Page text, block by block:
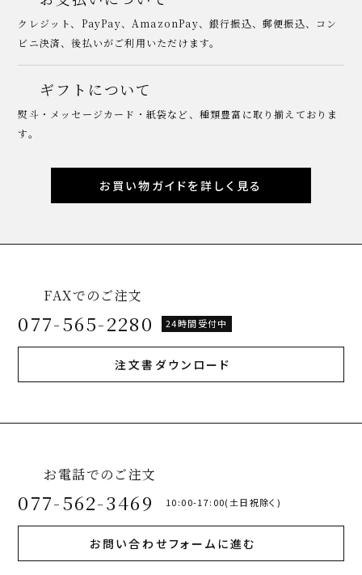
クレジット、PayPay、AmazonPay、銀行振込、郵便振込、コン
ビニ決済、後払いがご利用いただけます。
ギフトについて
熨斗・メッセージカード・紙袋など、種類豊富に取り揃えておりま
す。
お買い物ガイドを詳しく見る
FAXでのご注文
077-565-2280 24時間受付中
注文書ダウンロード
お電話でのご注文
077-562-3469 10:00-17:00(土日祝除く)
お問い合わせフォームに進む